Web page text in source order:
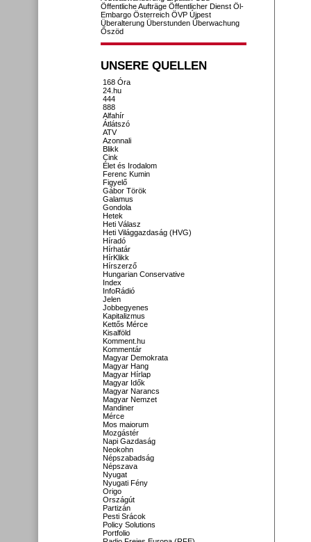
Öffentliche Aufträge Öffentlicher Dienst Öl-
Embargo Österreich ÖVP Újpest
Überalterung Überstunden Überwachung
Őszöd
UNSERE QUELLEN
168 Óra
24.hu
444
888
Alfahír
Átlátszó
ATV
Azonnali
Blikk
Cink
Élet és Irodalom
Ferenc Kumin
Figyelő
Gábor Török
Galamus
Gondola
Hetek
Heti Válasz
Heti Világgazdaság (HVG)
Híradó
Hírhatár
HírKlikk
Hírszerző
Hungarian Conservative
Index
InfoRádió
Jelen
Jobbegyenes
Kapitalizmus
Kettős Mérce
Kisalföld
Komment.hu
Kommentár
Magyar Demokrata
Magyar Hang
Magyar Hírlap
Magyar Idők
Magyar Narancs
Magyar Nemzet
Mandiner
Mérce
Mos maiorum
Mozgástér
Napi Gazdaság
Neokohn
Népszabadság
Népszava
Nyugat
Nyugati Fény
Origo
Országút
Partizán
Pesti Srácok
Policy Solutions
Portfolio